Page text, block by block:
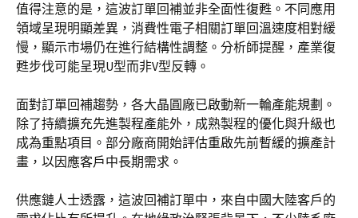
值得注意的是，這波訂單回補並非全面性復甦。不同應用
領域呈現明顯差異，消費性電子相關訂單回溫速度相對緩
慢，顯示市場仍在進行結構性調整。分析師提醒，產業復
甦步伐可能呈現U型而非V型反轉。
面對訂單回補趨勢，各大晶圓廠已啟動新一輪產能規劃。
除了持續擴充先進製程產能外，成熟製程的優化與升級也
成為重點項目。部分廠商開始評估重啟先前暫緩的擴產計
畫，以因應客戶中長期需求。
供應鏈人士透露，這波回補訂單中，來自中國大陸客戶的